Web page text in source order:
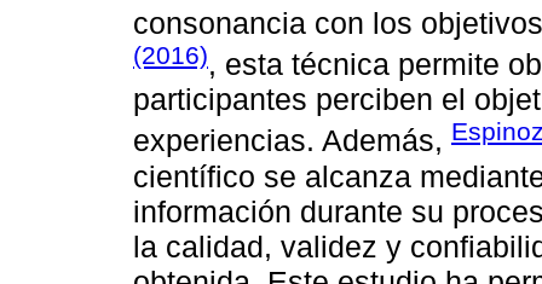
consonancia con los
(2016), esta técnica permite
participantes perciben el
experiencias. Además,
científico se alcanza
información durante su
la calidad, validez y